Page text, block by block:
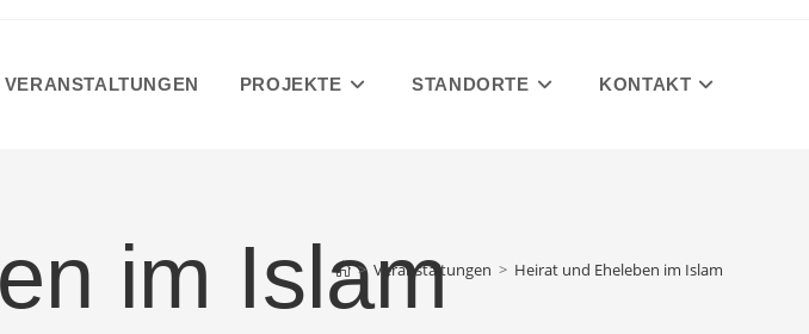
VERANSTALTUNGEN PROJEKTE STANDORTE KONTAKT
im Islam
> Veranstaltungen > Heirat und Eheleben im Islam